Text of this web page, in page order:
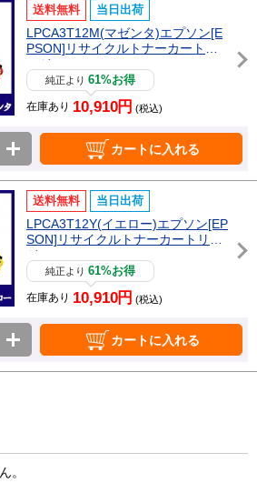
送料無料 当日出荷
LPCA3T12M(マゼンタ)エプソン[E
PSON]リサイクルトナーカートリ
ッジ
純正より61%お得
在庫あり 10,910円 (税込)
カートに入れる
送料無料 当日出荷
LPCA3T12Y(イエロー)エプソン[EP
SON]リサイクルトナーカートリッ
ジ
純正より61%お得
在庫あり 10,910円 (税込)
カートに入れる
。